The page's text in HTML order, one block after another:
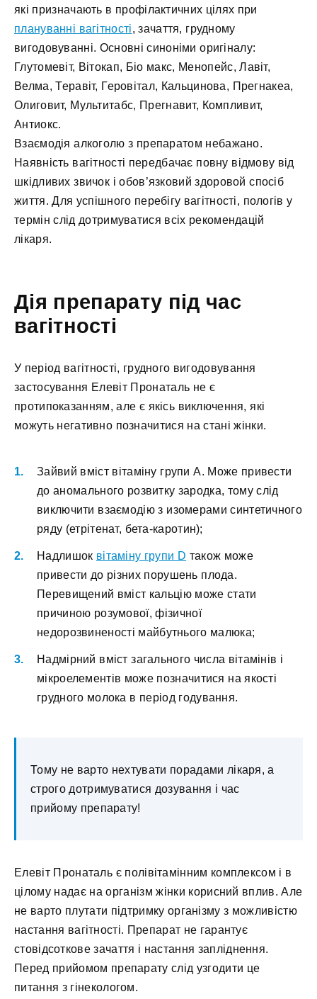
які призначають в профілактичних цілях при
плануванні вагітності, зачаття, грудному
вигодовуванні. Основні синоніми оригіналу:
Глутомевіт, Вітокап, Біо макс, Менопейс, Лавіт,
Велма, Теравіт, Геровітал, Кальцинова, Прегнакеа,
Олиговит, Мультитабс, Прегнавит, Компливит,
Антиокс.
Взаємодія алкоголю з препаратом небажано.
Наявність вагітності передбачає повну відмову від
шкідливих звичок і обов’язковий здоровой спосіб
життя. Для успішного перебігу вагітності, пологів у
термін слід дотримуватися всіх рекомендацій
лікаря.
Дія препарату під час
вагітності
У період вагітності, грудного вигодовування
застосування Елевіт Пронаталь не є
протипоказанням, але є якісь виключення, які
можуть негативно позначитися на стані жінки.
Зайвий вміст вітаміну групи А. Може привести
до аномального розвитку зародка, тому слід
виключити взаємодію з изомерами синтетичного
ряду (етрітенат, бета-каротин);
Надлишок вітаміну групи D також може
привести до різних порушень плода.
Перевищений вміст кальцію може стати
причиною розумової, фізичної
недорозвиненості майбутнього малюка;
Надмірний вміст загального числа вітамінів і
мікроелементів може позначитися на якості
грудного молока в період годування.
Тому не варто нехтувати порадами лікаря, а
строго дотримуватися дозування і час
прийому препарату!
Елевіт Пронаталь є полівітамінним комплексом і в
цілому надає на організм жінки корисний вплив. Але
не варто плутати підтримку організму з можливістю
настання вагітності. Препарат не гарантує
стовідсоткове зачаття і настання запліднення.
Перед прийомом препарату слід узгодити це
питання з гінекологом.